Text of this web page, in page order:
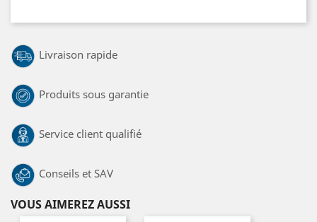
Livraison rapide
Produits sous garantie
Service client qualifié
Conseils et SAV
VOUS AIMEREZ AUSSI